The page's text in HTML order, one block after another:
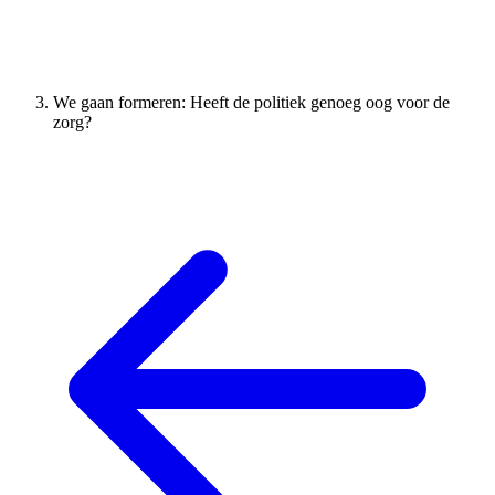
We gaan formeren: Heeft de politiek genoeg oog voor de
zorg?